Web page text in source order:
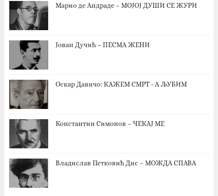
Марио де Андраде – МОЈОЈ ДУШИ СЕ ЖУРИ
Јован Дучић – ПЕСМА ЖЕНИ
Оскар Давичо‎: КАЖЕМ СМРТ - А ЉУБИМ
Константин Симонов – ЧЕКАЈ МЕ
Владислав Петковић Дис – МОЖДА СПАВА